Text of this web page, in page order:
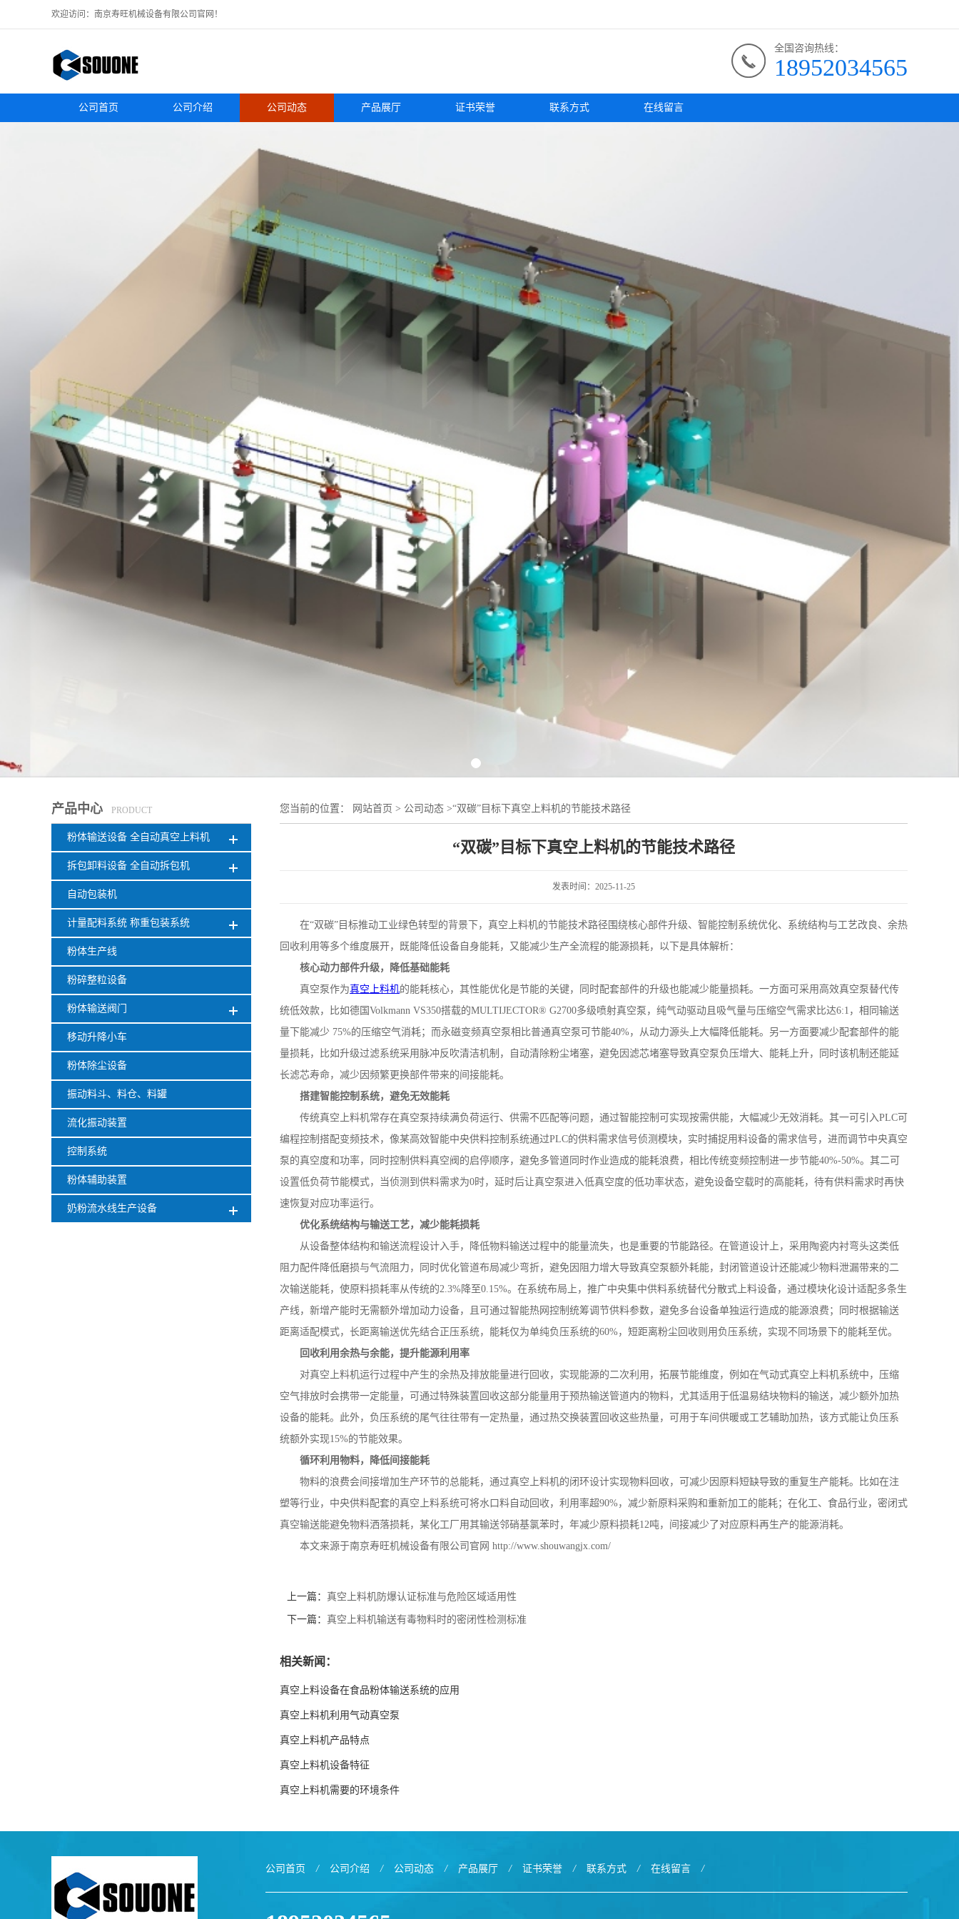
欢迎访问：南京寿旺机械设备有限公司官网！
全国咨询热线：
18952034565
公司首页 公司介绍 公司动态 产品展厅 证书荣誉 联系方式 在线留言
产品中心 PRODUCT
粉体输送设备 全自动真空上料机
拆包卸料设备 全自动拆包机
自动包装机
计量配料系统 称重包装系统
粉体生产线
粉碎整粒设备
粉体输送阀门
移动升降小车
粉体除尘设备
振动料斗、料仓、料罐
流化振动装置
控制系统
粉体辅助装置
奶粉流水线生产设备
您当前的位置： 网站首页 > 公司动态 >“双碳”目标下真空上料机的节能技术路径
“双碳”目标下真空上料机的节能技术路径
发表时间：2025-11-25
在“双碳”目标推动工业绿色转型的背景下，真空上料机的节能技术路径围绕核心部件升级、智能控制系统优化、系统结构与工艺改良、余热
回收利用等多个维度展开，既能降低设备自身能耗，又能减少生产全流程的能源损耗，以下是具体解析：
核心动力部件升级，降低基础能耗
真空泵作为真空上料机的能耗核心，其性能优化是节能的关键，同时配套部件的升级也能减少能量损耗。一方面可采用高效真空泵替代传
统低效款，比如德国 Volkmann VS350搭载的MULTIJECTOR® G2700多级喷射真空泵，纯气动驱动且吸气量与压缩空气需求比达6:1 ，相同输送
量下能减少 75%的压缩空气消耗；而永磁变频真空泵相比普通真空泵可节能40%，从动力源头上大幅降低能耗。另一方面要减少配套部件的能
量损耗，比如升级过滤系统采用脉冲反吹清洁机制，自动清除粉尘堵塞，避免因滤芯堵塞导致真空泵负压增大、能耗上升，同时该机制还能延
长滤芯寿命，减少因频繁更换部件带来的间接能耗。
搭建智能控制系统，避免无效能耗
传统真空上料机常存在真空泵持续满负荷运行、供需不匹配等问题，通过智能控制可实现按需供能，大幅减少无效消耗。其一可引入PLC可
编程控制搭配变频技术，像某高效智能中央供料控制系统通过PLC的供料需求信号侦测模块，实时捕捉用料设备的需求信号，进而调节中央真空
泵的真空度和功率，同时控制供料真空阀的启停顺序，避免多管道同时作业造成的能耗浪费，相比传统变频控制进一步节能40%-50%。其二可
设置低负荷节能模式，当侦测到供料需求为0时，延时后让真空泵进入低真空度的低功率状态，避免设备空载时的高能耗，待有供料需求时再快
速恢复对应功率运行。
优化系统结构与输送工艺，减少能耗损耗
从设备整体结构和输送流程设计入手，降低物料输送过程中的能量流失，也是重要的节能路径。在管道设计上，采用陶瓷内衬弯头这类低
阻力配件降低磨损与气流阻力，同时优化管道布局减少弯折，避免因阻力增大导致真空泵额外耗能，封闭管道设计还能减少物料泄漏带来的二
次输送能耗，使原料损耗率从传统的2.3%降至0.15%。在系统布局上，推广中央集中供料系统替代分散式上料设备，通过模块化设计适配多条生
产线，新增产能时无需额外增加动力设备，且可通过智能热网控制统筹调节供料参数，避免多台设备单独运行造成的能源浪费；同时根据输送
距离适配模式，长距离输送优先结合正压系统，能耗仅为单纯负压系统的60%，短距离粉尘回收则用负压系统，实现不同场景下的能耗至优。
回收利用余热与余能，提升能源利用率
对真空上料机运行过程中产生的余热及排放能量进行回收，实现能源的二次利用，拓展节能维度，例如在气动式真空上料机系统中，压缩
空气排放时会携带一定能量，可通过特殊装置回收这部分能量用于预热输送管道内的物料，尤其适用于低温易结块物料的输送，减少额外加热
设备的能耗。此外，负压系统的尾气往往带有一定热量，通过热交换装置回收这些热量，可用于车间供暖或工艺辅助加热，该方式能让负压系
统额外实现15%的节能效果。
循环利用物料，降低间接能耗
物料的浪费会间接增加生产环节的总能耗，通过真空上料机的闭环设计实现物料回收，可减少因原料短缺导致的重复生产能耗。比如在注
塑等行业，中央供料配套的真空上料系统可将水口料自动回收，利用率超90%，减少新原料采购和重新加工的能耗；在化工、食品行业，密闭式
真空输送能避免物料洒落损耗，某化工厂用其输送邻硝基氯苯时，年减少原料损耗12吨，间接减少了对应原料再生产的能源消耗。
本文来源于南京寿旺机械设备有限公司官网 http://www.shouwangjx.com/
上一篇： 真空上料机防爆认证标准与危险区域适用性
下一篇： 真空上料机输送有毒物料时的密闭性检测标准
相关新闻：
真空上料设备在食品粉体输送系统的应用
真空上料机利用气动真空泵
真空上料机产品特点
真空上料机设备特征
真空上料机需要的环境条件
公司首页 / 公司介绍 / 公司动态 / 产品展厅 / 证书荣誉 / 联系方式 / 在线留言 /